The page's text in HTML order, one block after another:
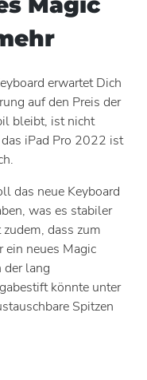
erwartet Dich
auf den Preis der
bleibt, ist nicht
iPad Pro 2022 ist
das neue Keyboard
was es stabiler
dass zum
ein neues Magic
der lang
könnte unter
Spitzen